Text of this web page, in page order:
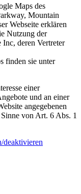
Maps des
Mountain
Webseite erklären
Nutzung der
deren Vertreter
finden sie unter
einer
und an einer
angegebenen
von Art. 6 Abs. 1
deaktivieren